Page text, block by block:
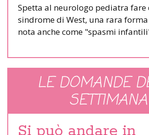
Spetta al neurologo pediatra fare
sindrome di West, una rara
nota anche come "spasmi
LE DOMANDE
SETTIMANA
Si può andare in